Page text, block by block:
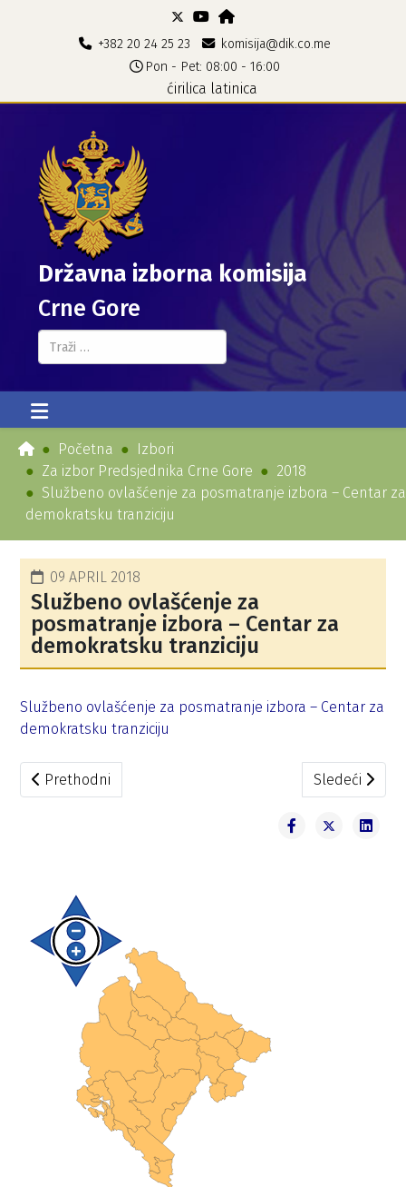
+382 20 24 25 23
komisija@dik.co.me
Pon - Pet: 08:00 - 16:00
ćirilica latinica
Državna izborna komisija
Crne Gore
Pretraga...
Početna
Izbori
Za izbor Predsjednika Crne Gore
2018
Službeno ovlašćenje za posmatranje izbora – Centar za
demokratsku tranziciju
09 APRIL 2018
Službeno ovlašćenje za
posmatranje izbora – Centar za
demokratsku tranziciju
Službeno ovlašćenje za posmatranje izbora – Centar za
demokratsku tranziciju
Prethodni članak: Službeno ovlašćenje za posmatranje
Prethodni Sledeći
Sledeći